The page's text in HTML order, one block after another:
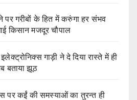
गरीबों के हित में करुंगा हर संभव
किसान मजदूर चौपाल
गाड़ी ने दे दिया रास्ते में ही
बताया झूठ
पर कईं की समस्याओं का तुरन्त ही